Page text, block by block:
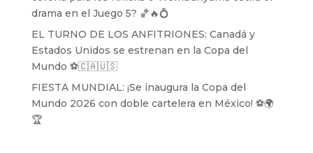
drama en el Juego 5? 🏀🔥💍
EL TURNO DE LOS ANFITRIONES: Canadá y
Estados Unidos se estrenan en la Copa del
Mundo ⚽️🇨🇦🇺🇸
FIESTA MUNDIAL: ¡Se inaugura la Copa del
Mundo 2026 con doble cartelera en México! ⚽️🌍
🏆